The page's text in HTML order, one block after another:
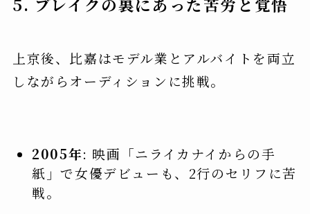
上京後、比嘉はモデル業とアルバイトを両立
しながらオーディションに挑戦。
2005年: 映画「ニライカナイからの手
紙」で女優デビューも、2行のセリフに苦
戦。